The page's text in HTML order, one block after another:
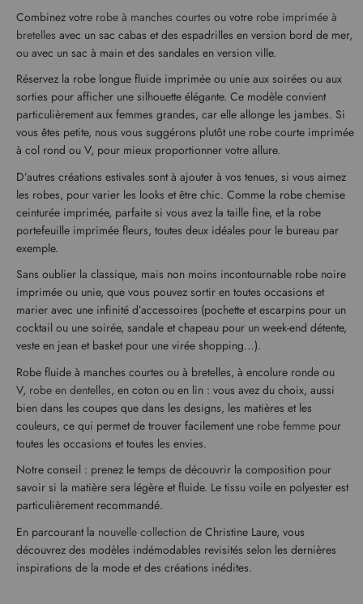
Combinez votre robe à manches courtes ou votre robe imprimée à
bretelles avec un sac cabas et des espadrilles en version bord de mer,
ou avec un sac à main et des sandales en version ville.
Réservez la robe longue fluide imprimée ou unie aux soirées ou aux
sorties pour afficher une silhouette élégante. Ce modèle convient
particulièrement aux femmes grandes, car elle allonge les jambes. Si
vous êtes petite, nous vous suggérons plutôt une robe courte imprimée
à col rond ou V, pour mieux proportionner votre allure.
D’autres créations estivales sont à ajouter à vos tenues, si vous aimez
les robes, pour varier les looks et être chic. Comme la robe chemise
ceinturée imprimée, parfaite si vous avez la taille fine, et la robe
portefeuille imprimée fleurs, toutes deux idéales pour le bureau par
exemple.
Sans oublier la classique, mais non moins incontournable robe noire
imprimée ou unie, que vous pouvez sortir en toutes occasions et
marier avec une infinité d’accessoires (pochette et escarpins pour un
cocktail ou une soirée, sandale et chapeau pour un week-end détente,
veste en jean et basket pour une virée shopping…).
Robe fluide à manches courtes ou à bretelles, à encolure ronde ou
V, robe en dentelles, en coton ou en lin : vous avez du choix, aussi
bien dans les coupes que dans les designs, les matières et les
couleurs, ce qui permet de trouver facilement une robe femme pour
toutes les occasions et toutes les envies.
Notre conseil : prenez le temps de découvrir la composition pour
savoir si la matière sera légère et fluide. Le tissu voile en polyester est
particulièrement recommandé.
En parcourant la nouvelle collection de Christine Laure, vous
découvrez des modèles indémodables revisités selon les dernières
inspirations de la mode et des créations inédites.